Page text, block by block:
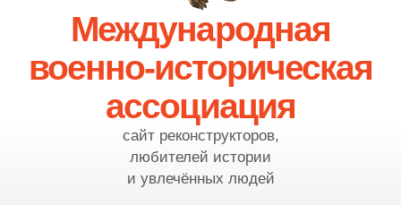
Международная
военно-историческая
ассоциация
сайт реконструкторов,
любителей истории
и увлечённых людей